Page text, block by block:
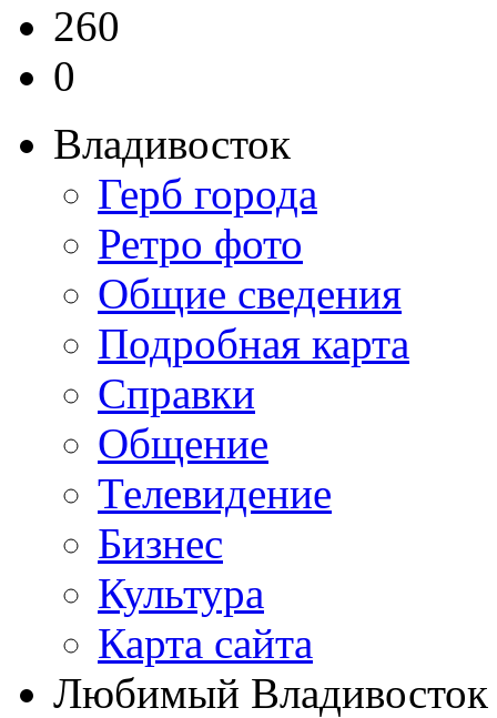
260
0
Владивосток
Герб города
Ретро фото
Общие сведения
Подробная карта
Справки
Общение
Телевидение
Бизнеc
Культура
Карта сайта
Любимый Владивосток